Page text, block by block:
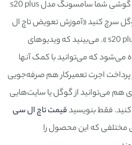
موبایلتان را یاد بگیرید. برند گوشی شما سامسونگ مدل s20 plus
سرچ کنید «آموزش تعویض تاچ ال
سی دی سامسونگ مدل s20 plus ». می‌بینید که ویدیوهای
می‌شود که می‌توانید با کمک آنها
پرداخت اجرت تعمیرکار هم صرفه‌جویی
هم می‌توانید از گوگل یا سایت‌هایی
فقط بنویسیدقیمت تاچ ال سی
مختلفی که این محصول را